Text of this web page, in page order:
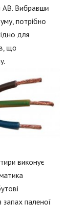
АВ. Вибравши
потрібно
для
що
виконує
паленої